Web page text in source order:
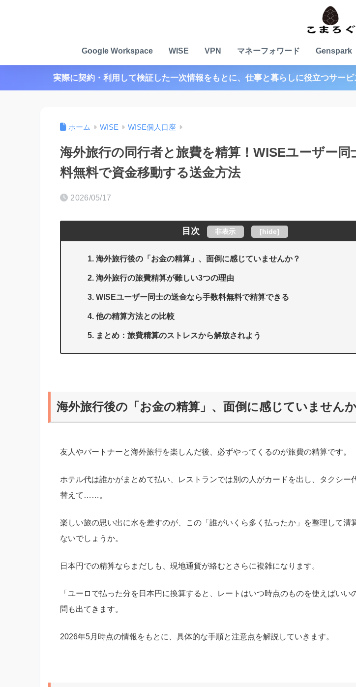
Google Workspace WISE VPN マネーフォワード Genspark
実際に契約・利用して検証した一次情報をもとに、仕事と暮らしに役立つサー
ホーム WISE WISE個人口座
海外旅行の同行者と旅費を精算！WISEユーザー同
料無料で資金移動する送金方法
2026/05/17
目次 非表示 [hide]
海外旅行後の「お金の精算」、面倒に感じていませんか？
海外旅行の旅費精算が難しい3つの理由
WISEユーザー同士の送金なら手数料無料で精算できる
他の精算方法との比較
まとめ：旅費精算のストレスから解放されよう
海外旅行後の「お金の精算」、面倒に感じていません
友人やパートナーと海外旅行を楽しんだ後、必ずやってくるのが旅費の精算です。
ホテル代は誰かがまとめて払い、レストランでは別の人がカードを出し、タクシー
替えて……。
楽しい旅の思い出に水を差すのが、この「誰がいくら多く払ったか」を整理して清
ないでしょうか。
日本円での精算ならまだしも、現地通貨が絡むとさらに複雑になります。
「ユーロで払った分を日本円に換算すると、レートはいつ時点のものを使えばいい
問も出てきます。
2026年5月時点の情報をもとに、具体的な手順と注意点を解説していきます。